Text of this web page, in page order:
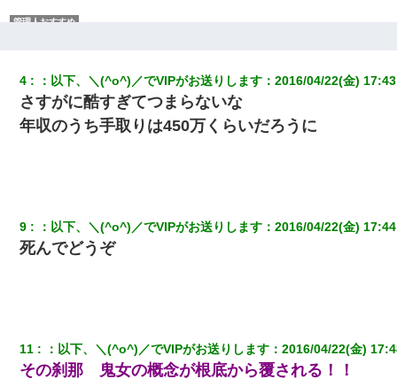
旦那が長男のDNA鑑定をしたら血縁関係0%だった。旦那「やっぱ
りウワキしてたんだな…」長男「俺は誰の子供なの？」長女・次
男「ウワキ女！」
義兄嫁「娘が大学に入ったら下宿させて」私「しつこい、学校斡
旋のアパートに行け」→ 旦那が義兄に通報したら「志望校を変え
嫁が弁護士を連れてきて「悪いと思うなら慰謝料を払って離婚し
4 ： 以下、＼(^o^)／でVIPがお送りします ：2016/04/22(金)
さすがに酷すぎてつまらないな
年収のうち手取りは450万くらいだろうに
9 ： 以下、＼(^o^)／でVIPがお送りします ：2016/04/22(金)
死んでどうぞ
11 ： 以下、＼(^o^)／でVIPがお送りします ：2016/04/22(金)
その刹那 鬼女の概念が根底から覆される！！